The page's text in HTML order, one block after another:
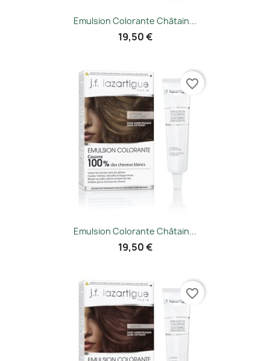
Emulsion Colorante Châtain...
19,50 €
Emulsion Colorante Châtain...
19,50 €
favorite_border
favorite_border